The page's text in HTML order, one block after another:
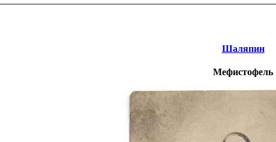
Шаляпин
Мефистофель